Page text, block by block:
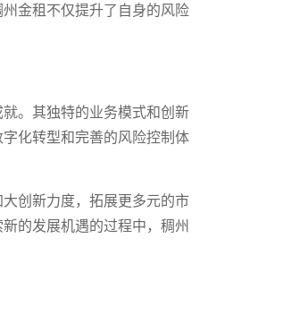
金租不仅提升了自身的风险
。其独特的业务模式和创新
化转型和完善的风险控制体
创新力度，拓展更多元的市
的发展机遇的过程中，稠州